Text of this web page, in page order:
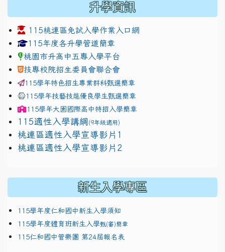
升學資訊
115桃連區免試入學作業入口網
link to https://www.jhjhs.tyc.edu.tw/modules/
115年度各升學管道簡章
桃園市升高中五專入學平台
技專校院招生委員會聯合會
115學年特色招生專業群科甄選簡章
115學年技藝技能優良學生甄選簡章
115學年大園國際高中特招入學簡章
115適性入學講綱 (9年級適用)
link to https://docs.google.com/presentation/d/
桃連區適性入學宣導影片1
link to https://docs.google.com/presentation/d/
桃連區適性入學宣導影片2
新生入學專區
115學年度仁和國中新生入學須知
115學年度體育班新生入學甄(審)簡章
115仁和國中管樂團 第24屆報名表